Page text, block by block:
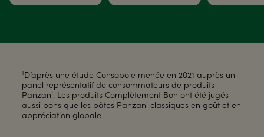
1 D’après une étude Consopole menée en 2021 auprès un
panel représentatif de consommateurs de produits
Panzani. Les produits Complètement Bon ont été jugés
aussi bons que les pâtes Panzani classiques en goût et en
appréciation globale